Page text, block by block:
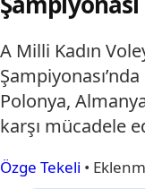
A Milli Kadın
Polonya,
karşı mücadele
Özge Tekeli •